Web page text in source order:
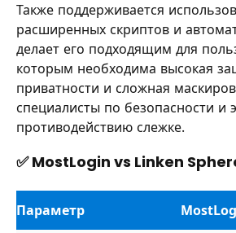
Также поддерживается
расширенных скриптов и
делает его подходящим для
которым необходима высокая
приватности и сложная
специалисты по безопасности и
противодействию слежке.
✅ MostLogin vs Linken
Параметр